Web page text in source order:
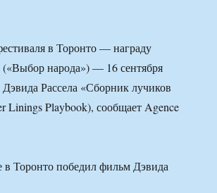
в Торонто — награду
(«Выбор народа») — 16 сентября
Рассела «Сборник лучиков
Linings Playbook), сообщает Agence